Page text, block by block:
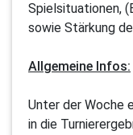
Spielsituationen,
sowie Stärkung
Allgemeine Infos:
Unter der Woche
in die